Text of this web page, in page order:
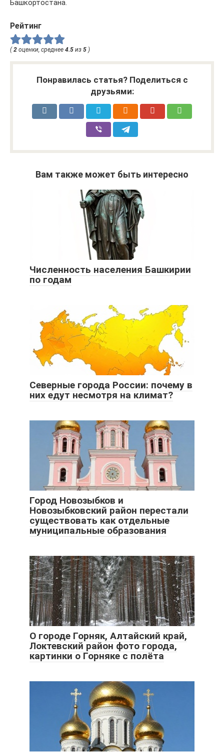
Башкортостана.
Рейтинг
( 2 оценки, среднее 4.5 из 5 )
Понравилась статья? Поделиться с
друзьями:
Вам также может быть интересно
Численность населения Башкирии
по годам
Северные города России: почему в
них едут несмотря на климат?
Город Новозыбков и
Новозыбковский район перестали
существовать как отдельные
муниципальные образования
О городе Горняк, Алтайский край,
Локтевский район фото города,
картинки о Горняке с полёта